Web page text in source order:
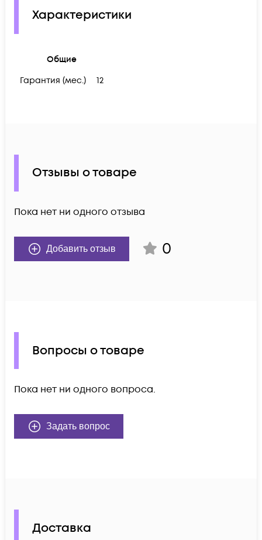
Характеристики
Общие
Гарантия (мес.)
12
Отзывы о товаре
Пока нет ни одного отзыва
Добавить отзыв 0
Вопросы о товаре
Пока нет ни одного вопроса.
Задать вопрос
Доставка